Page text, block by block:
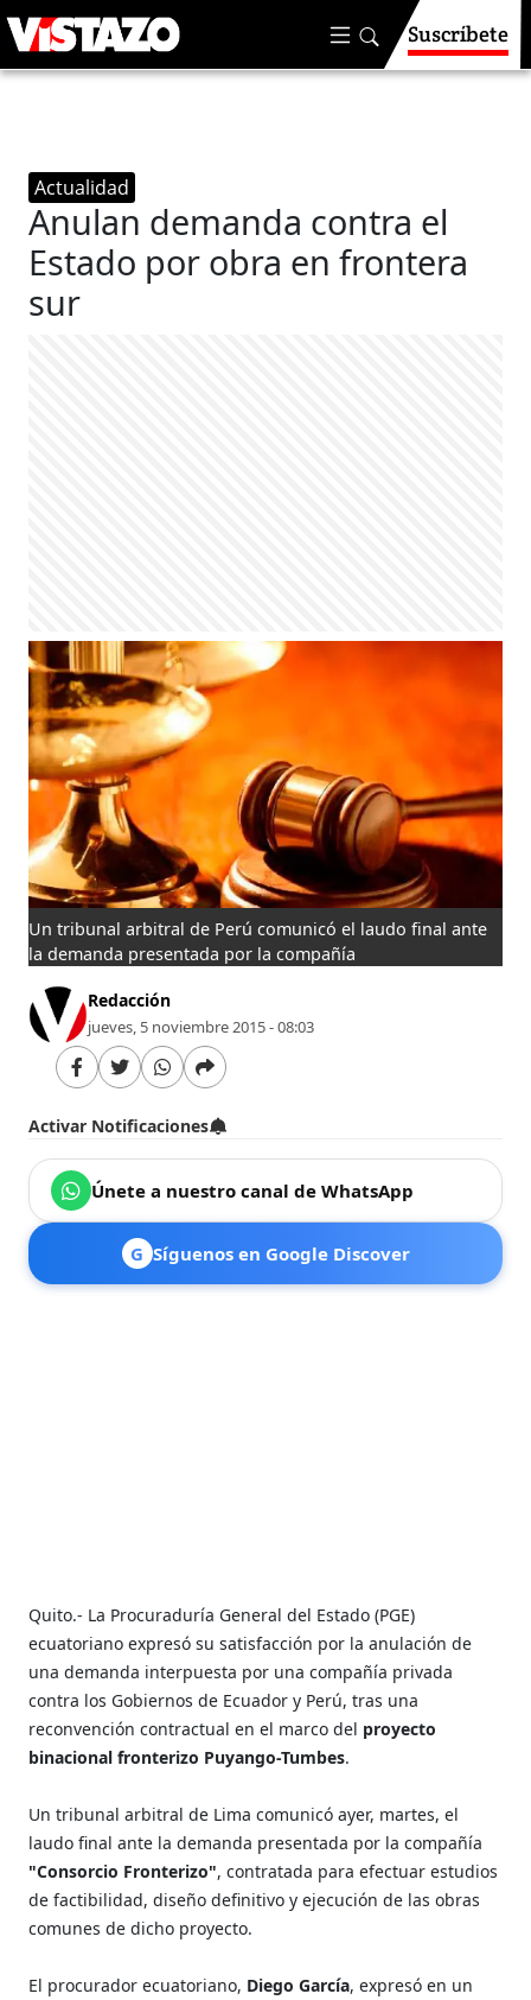
Suscríbete
Actualidad
Anulan demanda contra el
Estado por obra en frontera
sur
Un tribunal arbitral de Perú comunicó el laudo final ante
la demanda presentada por la compañía
Redacción
jueves, 5 noviembre 2015 - 08:03
Activar Notificaciones
Únete a nuestro canal de WhatsApp
G Síguenos en Google Discover
Quito.- La Procuraduría General del Estado (PGE)
ecuatoriano expresó su satisfacción por la anulación de
una demanda interpuesta por una compañía privada
contra los Gobiernos de Ecuador y Perú, tras una
reconvención contractual en el marco del proyecto
binacional fronterizo Puyango-Tumbes.
Un tribunal arbitral de Lima comunicó ayer, martes, el
laudo final ante la demanda presentada por la compañía
"Consorcio Fronterizo", contratada para efectuar estudios
de factibilidad, diseño definitivo y ejecución de las obras
comunes de dicho proyecto.
El procurador ecuatoriano, Diego García, expresó en un